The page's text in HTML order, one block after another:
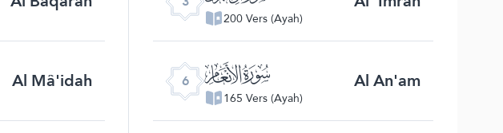
200 Vers (Ayah)
Al Mâ'idah 6 ﮒ
165 Vers (Ayah)
Al An'am